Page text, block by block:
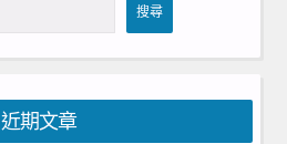
搜尋
近期文章